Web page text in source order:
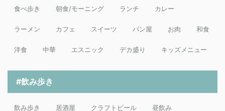
食べ歩き 朝食/モーニング ランチ カレー
ラーメン カフェ スイーツ パン屋 お肉 和食
洋食 中華 エスニック デカ盛り キッズメニュー
#飲み歩き
飲み歩き 居酒屋 クラフトビール 昼飲み